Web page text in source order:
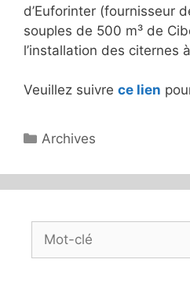
d’Euforinter (fournisseur
souples de 500 m³ de
l’installation des citernes
Veuillez suivre ce lien
Catégories
Archives
Rechercher